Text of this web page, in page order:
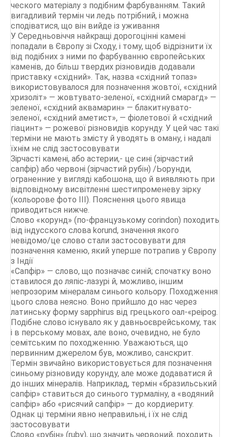
ческого матеріалу з подібним фарбуванням. Такий
вигадливий термін чи ледь потрібний, і можна
сподіватися, що він вийде із уживання
У Середньовіччя найкращі дорогоцінні камені
попадали в Європу зі Сходу, і тому, щоб відрізнити їх
від подібних з ними по фарбуванню європейських
каменів, до більш твердих різновидів додавали
приставку «східний». Так, назва «східний топаз»
використовувалося для позначення жовтої, «східний
хризоліт» — жовтувато-зеленої, «східний смарагд» —
зеленої, «східний аквамарин» — блакитнувато-
зеленої, «східний аметист», — фіолетової й «східний
гіацинт» — рожевої різновидів корунду. У цей час такі
терміни не мають змісту й уводять в оману, і надалі
їхнім не слід застосовувати
Зірчасті камені, або астерии,- це сині (зірчастий
сапфір) або червоні (зірчастий рубін) /Ьорунди,
ограненние у вигляді кабошона, що й виявляють при
відповідному висвітленні шестипроменеву зірку
(кольорове фото III). Пояснення цього явища
приводиться нижче.
Слово «корунд» (по-французькому corindon) походить
від індусского слова korund, значення якого
невідомо/це слово стали застосовувати для
позначення каменю, який уперше потрапив у Європу
з Індії
«Сапфір» — слово, що позначає синій; спочатку воно
ставилося до ляпіс-лазурі й, можливо, іншим
непрозорим мінералам синього кольору. Походження
цього слова неясно. Воно прийшло до нас через
латинську форму sapphirus від грецького оал-«peipog.
Подібне слово існувало як у давньоєврейському, так
і в перському мовах, але воно, очевидно, не було
семітським по походженню. Уважаються, що
первинним джерелом був, можливо, санскрит.
Термін звичайно використовується для позначення
синьому різновиду корунду, але може додаватися й
до інших мінералів. Наприклад, термін «бразильський
сапфір» ставиться до синього турмаліну, а «водяний
сапфір» або «рисячий сапфір» — до кордиериту.
Однак ці терміни явно неправильні, і їх не слід
застосовувати
Слово «рубін» (ruby), що значить червоний, походить